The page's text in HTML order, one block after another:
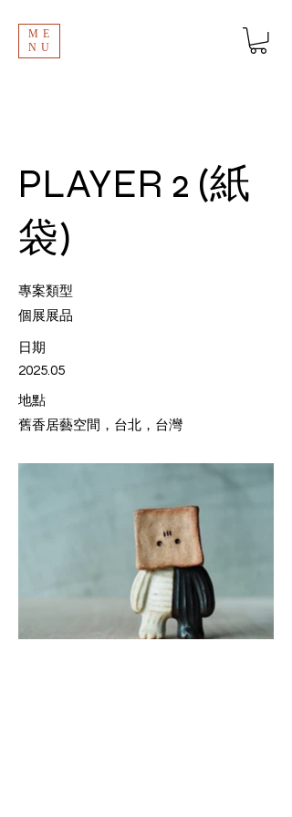
ME
NU
PLAYER 2 (紙
袋)
專案類型
個展展品
日期
2025.05
地點
舊香居藝空間，台北，台灣